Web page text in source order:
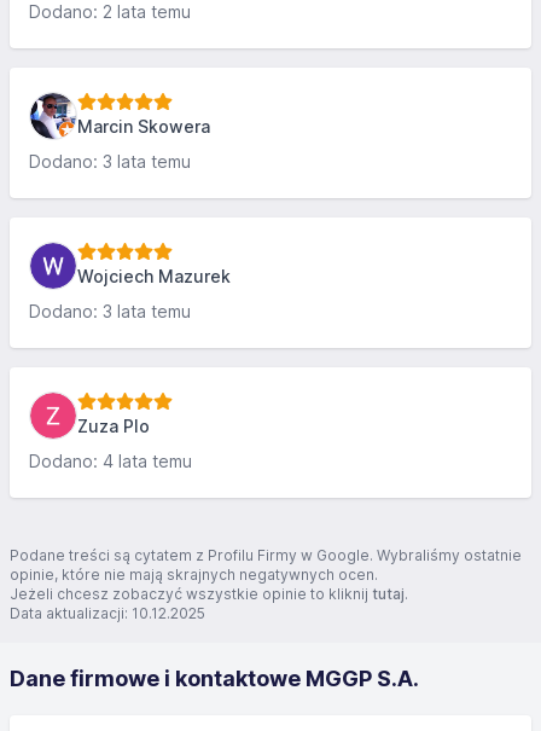
Dodano: 2 lata temu
Marcin Skowera
Dodano: 3 lata temu
Wojciech Mazurek
Dodano: 3 lata temu
Zuza Plo
Dodano: 4 lata temu
Podane treści są cytatem z Profilu Firmy w Google. Wybraliśmy ostatnie
opinie, które nie mają skrajnych negatywnych ocen.
Jeżeli chcesz zobaczyć wszystkie opinie to kliknij tutaj.
Data aktualizacji: 10.12.2025
Dane firmowe i kontaktowe MGGP S.A.